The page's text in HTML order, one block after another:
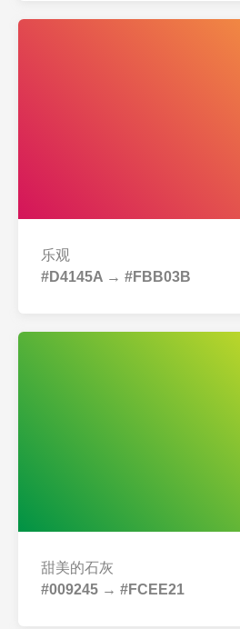
乐观
#D4145A → #FBB03B
甜美的石灰
#009245 → #FCEE21